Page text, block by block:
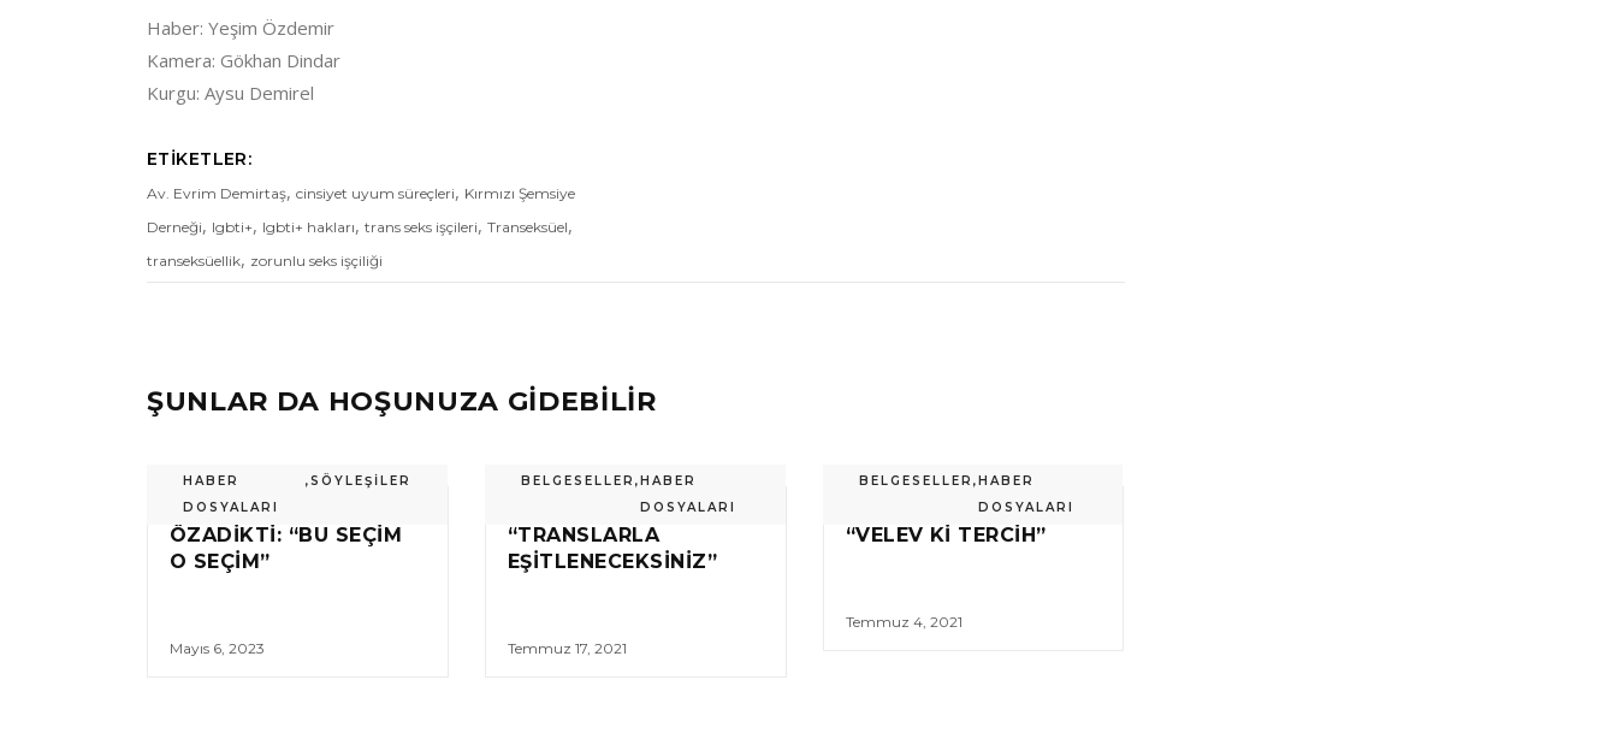
Haber: Yeşim Özdemir
Kamera: Gökhan Dindar
Kurgu: Aysu Demirel
ETIKETLER:
Av. Evrim Demirtaş, cinsiyet uyum süreçleri, Kırmızı Şemsiye
Derneği, lgbti+, lgbti+ hakları, trans seks işçileri, Transeksüel,
transeksüellik, zorunlu seks işçiliği
ŞUNLAR DA HOŞUNUZA GİDEBİLİR
HABER
DOSYALARI
,SÖYLEŞILER
ÖZADIKTI: “BU SEÇIM
O SEÇIM”
Mayıs 6, 2023
BELGESELLER , HABER
DOSYALARI
“TRANSLARLA
EŞITLENECEKSINIZ”
Temmuz 17, 2021
BELGESELLER , HABER
DOSYALARI
“VELEV KI TERCIH”
Temmuz 4, 2021